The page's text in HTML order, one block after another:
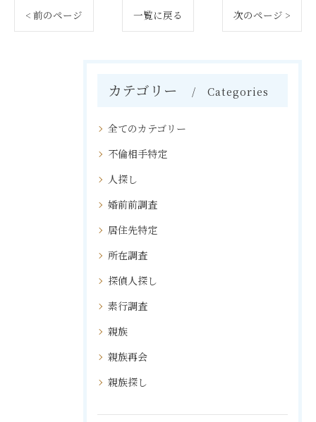
< 前のページ 一覧に戻る 次のページ >
カテゴリー Categories
全てのカテゴリー
不倫相手特定
人探し
婚前前調査
居住先特定
所在調査
探偵人探し
素行調査
親族
親族再会
親族探し